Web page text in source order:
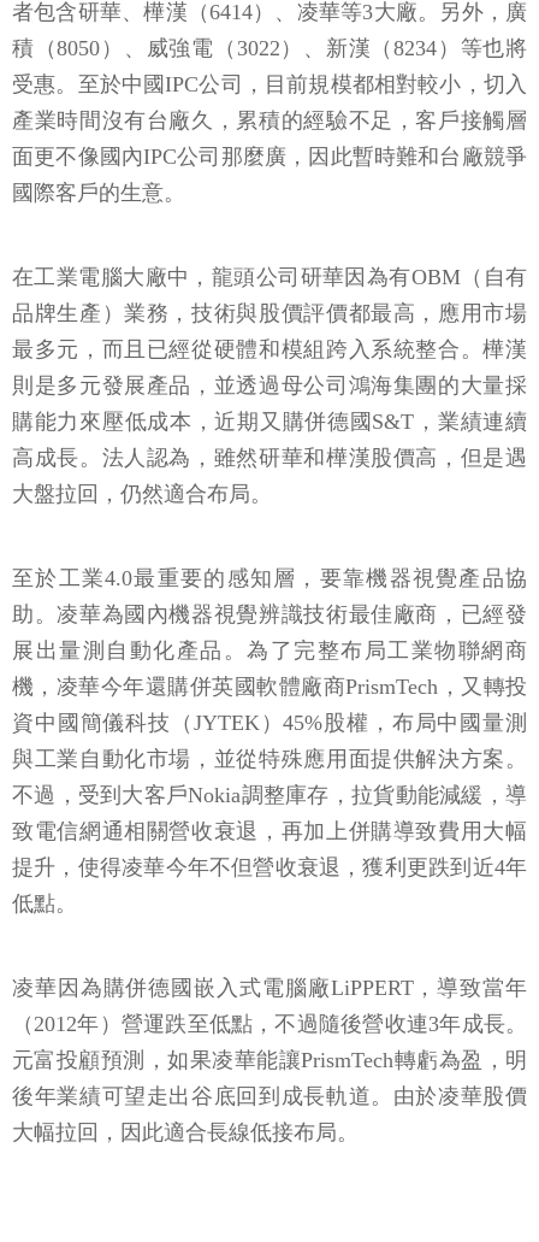
者包含研華、樺漢（6414）、凌華等3大廠。另外，廣
積（8050）、威強電（3022）、新漢（8234）等也將
受惠。至於中國IPC公司，目前規模都相對較小，切入
產業時間沒有台廠久，累積的經驗不足，客戶接觸層
面更不像國內IPC公司那麼廣，因此暫時難和台廠競爭
國際客戶的生意。
在工業電腦大廠中，龍頭公司研華因為有OBM（自有
品牌生產）業務，技術與股價評價都最高，應用市場
最多元，而且已經從硬體和模組跨入系統整合。樺漢
則是多元發展產品，並透過母公司鴻海集團的大量採
購能力來壓低成本，近期又購併德國S&T，業績連續
高成長。法人認為，雖然研華和樺漢股價高，但是遇
大盤拉回，仍然適合布局。
至於工業4.0最重要的感知層，要靠機器視覺產品協
助。凌華為國內機器視覺辨識技術最佳廠商，已經發
展出量測自動化產品。為了完整布局工業物聯網商
機，凌華今年還購併英國軟體廠商PrismTech，又轉投
資中國簡儀科技（JYTEK）45%股權，布局中國量測
與工業自動化市場，並從特殊應用面提供解決方案。
不過，受到大客戶Nokia調整庫存，拉貨動能減緩，導
致電信網通相關營收衰退，再加上併購導致費用大幅
提升，使得凌華今年不但營收衰退，獲利更跌到近4年
低點。
凌華因為購併德國嵌入式電腦廠LiPPERT，導致當年
（2012年）營運跌至低點，不過隨後營收連3年成長。
元富投顧預測，如果凌華能讓PrismTech轉虧為盈，明
後年業績可望走出谷底回到成長軌道。由於凌華股價
大幅拉回，因此適合長線低接布局。